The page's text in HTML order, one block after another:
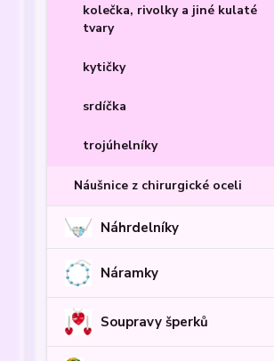
kolečka, rivolky a jiné kulaté
tvary
kytičky
srdíčka
trojúhelníky
Náušnice z chirurgické oceli
Náhrdelníky
Náramky
Soupravy šperků